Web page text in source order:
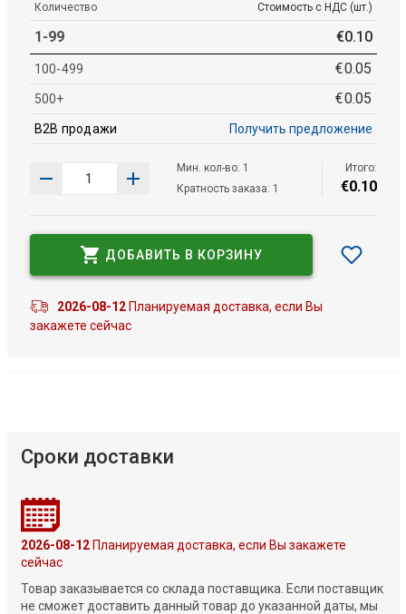
Количество Стоимость с НДС (шт.)
1-99 €0.10
100-499 €0.05
500+ €0.05
B2B продажи Получить предложение
Мин. кол-во: 1
Кратность заказа: 1
Итого:
€0.10
ДОБАВИТЬ В КОРЗИНУ
2026-08-12Планируемая доставка, если Вы
закажете сейчас
Сроки доставки
2026-08-12Планируемая доставка, если Вы закажете
сейчас
Товар заказывается со склада поставщика. Если поставщик
не сможет доставить данный товар до указанной даты, мы